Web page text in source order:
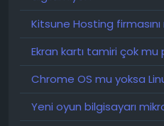
Kitsune Hosting firmasını
Ekran kartı tamiri çok mu
Chrome OS mu yoksa
Yeni oyun bilgisayarı